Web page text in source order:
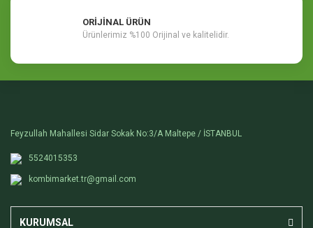
ORİJİNAL ÜRÜN
Ürünlerimiz %100 Orijinal ve kalitelidir.
Feyzullah Mahallesi Sidar Sokak No:3/A Maltepe / İSTANBUL
5524015353
kombimarket.tr@gmail.com
KURUMSAL